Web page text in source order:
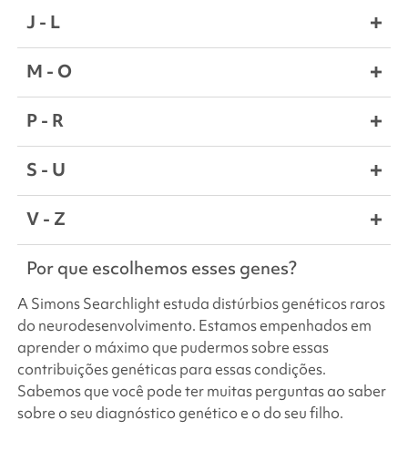
J - L
M - O
P - R
S - U
V - Z
Por que escolhemos esses genes?
ASimons Searchlightestuda distúrbios genéticos raros
do neurodesenvolvimento. Estamos empenhados em
aprender o máximo que pudermos sobre essas
contribuições genéticas para essas condições.
Sabemos que você pode ter muitas perguntas ao saber
sobre o seu diagnóstico genético e o do seu filho.